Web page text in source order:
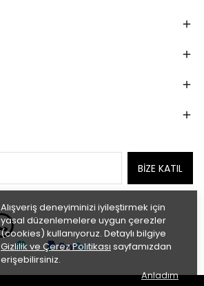
Alışveriş deneyiminizi iyileştirmek için
yasal düzenlemelere uygun çerezler
(cookies) kullanıyoruz. Detaylı bilgiye
Gizlilik ve Çerez Politikası sayfamızdan
erişebilirsiniz.
Anladım
BİZE KATIL